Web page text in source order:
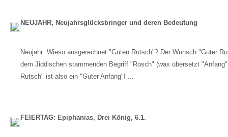
NEUJAHR, Neujahrsglücksbringer und deren Bedeutung
Neujahr: Wieso ausgerechnet "Guten Rutsch"? Der Wunsch "Guter
dem Jiddischen stammenden Begriff "Rosch" (was übersetzt
Rutsch" ist also ein "Guter Anfang"! ...
FEIERTAG: Epiphanias, Drei König, 6.1.